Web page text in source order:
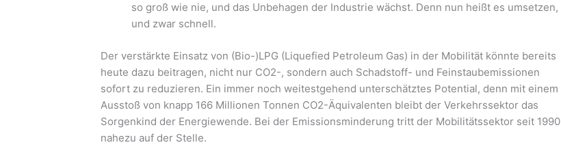
so groß wie nie, und das Unbehagen der Industrie wächst. Denn nun heißt es umsetzen,
und zwar schnell.
Der verstärkte Einsatz von (Bio-)LPG (Liquefied Petroleum Gas) in der Mobilität könnte bereits
heute dazu beitragen, nicht nur CO2-, sondern auch Schadstoff- und Feinstaubemissionen
sofort zu reduzieren. Ein immer noch weitestgehend unterschätztes Potential, denn mit einem
Ausstoß von knapp 166 Millionen Tonnen CO2-Äquivalenten bleibt der Verkehrssektor das
Sorgenkind der Energiewende. Bei der Emissionsminderung tritt der Mobilitätssektor seit 1990
nahezu auf der Stelle.